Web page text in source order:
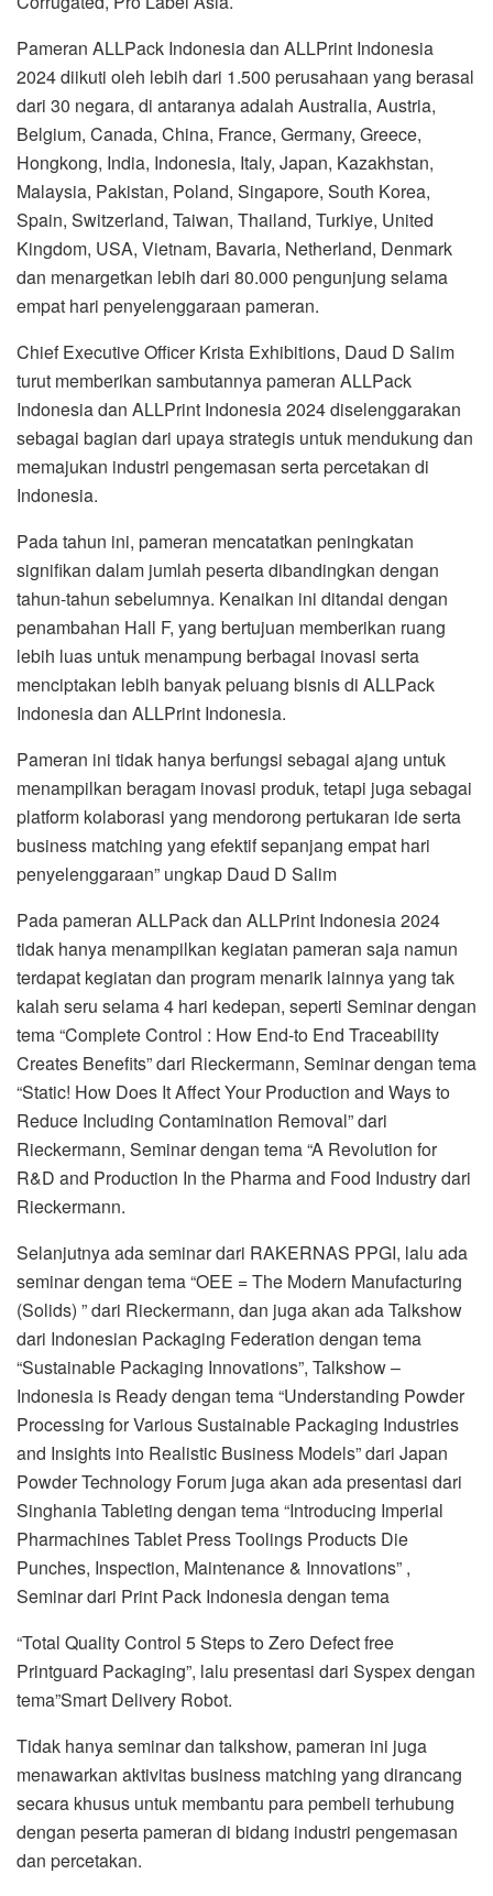
Pameran ALLPack Indonesia dan ALLPrint Indonesia
2024 diikuti oleh lebih dari 1.500 perusahaan yang berasal
dari 30 negara, di antaranya adalah Australia, Austria,
Belgium, Canada, China, France, Germany, Greece,
Hongkong, India, Indonesia, Italy, Japan, Kazakhstan,
Malaysia, Pakistan, Poland, Singapore, South Korea,
Spain, Switzerland, Taiwan, Thailand, Turkiye, United
Kingdom, USA, Vietnam, Bavaria, Netherland, Denmark
dan menargetkan lebih dari 80.000 pengunjung selama
empat hari penyelenggaraan pameran.
Chief Executive Officer Krista Exhibitions, Daud D Salim
turut memberikan sambutannya pameran ALLPack
Indonesia dan ALLPrint Indonesia 2024 diselenggarakan
sebagai bagian dari upaya strategis untuk mendukung dan
memajukan industri pengemasan serta percetakan di
Indonesia.
Pada tahun ini, pameran mencatatkan peningkatan
signifikan dalam jumlah peserta dibandingkan dengan
tahun-tahun sebelumnya. Kenaikan ini ditandai dengan
penambahan Hall F, yang bertujuan memberikan ruang
lebih luas untuk menampung berbagai inovasi serta
menciptakan lebih banyak peluang bisnis di ALLPack
Indonesia dan ALLPrint Indonesia.
Pameran ini tidak hanya berfungsi sebagai ajang untuk
menampilkan beragam inovasi produk, tetapi juga sebagai
platform kolaborasi yang mendorong pertukaran ide serta
business matching yang efektif sepanjang empat hari
penyelenggaraan” ungkap Daud D Salim
Pada pameran ALLPack dan ALLPrint Indonesia 2024
tidak hanya menampilkan kegiatan pameran saja namun
terdapat kegiatan dan program menarik lainnya yang tak
kalah seru selama 4 hari kedepan, seperti Seminar dengan
tema “Complete Control : How End-to End Traceability
Creates Benefits” dari Rieckermann, Seminar dengan tema
“Static! How Does It Affect Your Production and Ways to
Reduce Including Contamination Removal” dari
Rieckermann, Seminar dengan tema “A Revolution for
R&D and Production In the Pharma and Food Industry dari
Rieckermann.
Selanjutnya ada seminar dari RAKERNAS PPGI, lalu ada
seminar dengan tema “OEE = The Modern Manufacturing
(Solids) ” dari Rieckermann, dan juga akan ada Talkshow
dari Indonesian Packaging Federation dengan tema
“Sustainable Packaging Innovations”, Talkshow –
Indonesia is Ready dengan tema “Understanding Powder
Processing for Various Sustainable Packaging Industries
and Insights into Realistic Business Models” dari Japan
Powder Technology Forum juga akan ada presentasi dari
Singhania Tableting dengan tema “Introducing Imperial
Pharmachines Tablet Press Toolings Products Die
Punches, Inspection, Maintenance & Innovations” ,
Seminar dari Print Pack Indonesia dengan tema
“Total Quality Control 5 Steps to Zero Defect free
Printguard Packaging”, lalu presentasi dari Syspex dengan
tema”Smart Delivery Robot.
Tidak hanya seminar dan talkshow, pameran ini juga
menawarkan aktivitas business matching yang dirancang
secara khusus untuk membantu para pembeli terhubung
dengan peserta pameran di bidang industri pengemasan
dan percetakan.